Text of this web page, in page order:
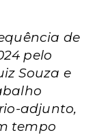
de
pelo
Souza e
adjunto,
tempo